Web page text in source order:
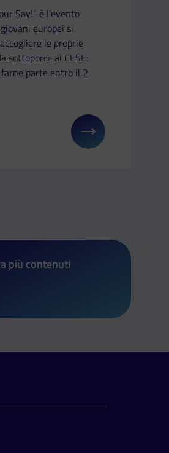
rurali
Say!” è l’evento
europei si
le proprie
sottoporre al CESE:
parte entro il 2
ad avere maggiori dettagli su: In
più contenuti